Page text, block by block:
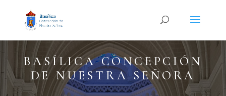
BASÍLICA CONCEPCIÓN
DE NUESTRA SEÑORA